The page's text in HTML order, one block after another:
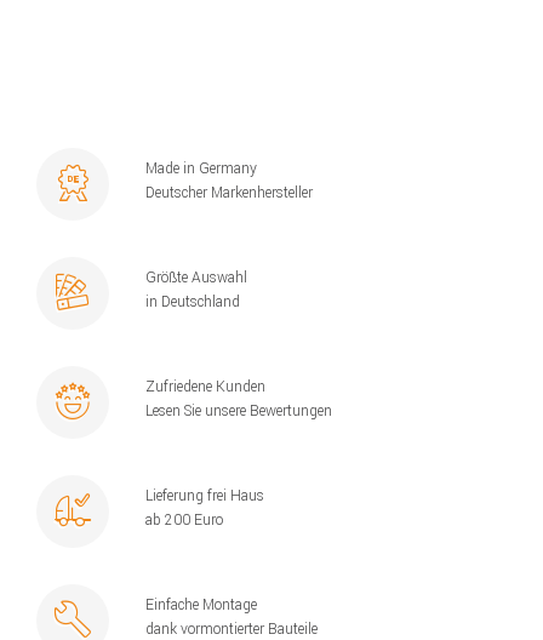
Made in Germany
Deutscher Markenhersteller
Größte Auswahl
in Deutschland
Zufriedene Kunden
Lesen Sie unsere Bewertungen
Lieferung frei Haus
ab 200 Euro
Einfache Montage
dank vormontierter Bauteile